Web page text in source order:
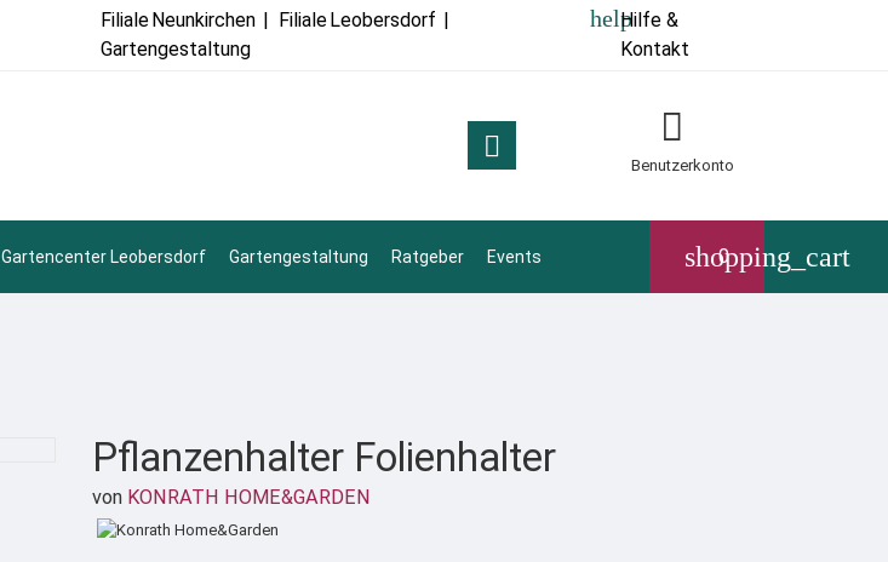
FilialeNeunkirchen | FilialeLeobersdorf |
Gartengestaltung
helpHilfe &
Kontakt
 
Benutzerkonto
Gartencenter Leobersdorf Gartengestaltung Ratgeber Events shopping_cart
0
Pflanzenhalter Folienhalter
von KONRATH HOME&GARDEN